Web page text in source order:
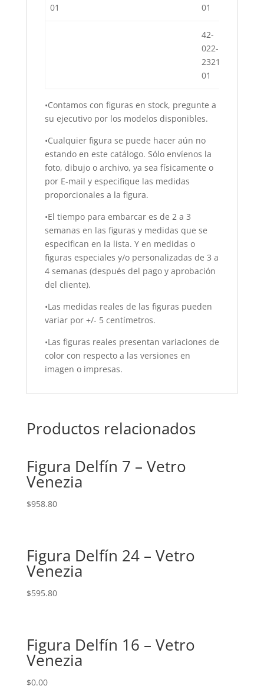
01
01
42-
022-
2321-
01
•Contamos con figuras en stock, pregunte a
su ejecutivo por los modelos disponibles.
•Cualquier figura se puede hacer aún no
estando en este catálogo. Sólo envíenos la
foto, dibujo o archivo, ya sea físicamente o
por E-mail y especifique las medidas
proporcionales a la figura.
•El tiempo para embarcar es de 2 a 3
semanas en las figuras y medidas que se
especifican en la lista. Y en medidas o
figuras especiales y/o personalizadas de 3 a
4 semanas (después del pago y aprobación
del cliente).
•Las medidas reales de las figuras pueden
variar por +/- 5 centímetros.
•Las figuras reales presentan variaciones de
color con respecto a las versiones en
imagen o impresas.
Productos relacionados
Figura Delfín 7 – Vetro
Venezia
$958.80
Figura Delfín 24 – Vetro
Venezia
$595.80
Figura Delfín 16 – Vetro
Venezia
$0.00